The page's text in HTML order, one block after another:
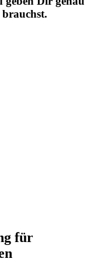
für